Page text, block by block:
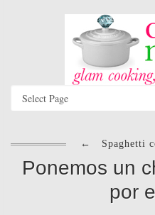
← Spaghetti
Ponemos un
por